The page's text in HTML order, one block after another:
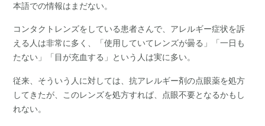
本語での情報はまだない。
コンタクトレンズをしている患者さんで、アレルギー症状を訴
える人は非常に多く、「使用していてレンズが曇る」「一日も
たない」「目が充血する」という人は実に多い。
従来、そういう人に対しては、抗アレルギー剤の点眼薬を処方
してきたが、このレンズを処方すれば、点眼不要となるかもし
れない。